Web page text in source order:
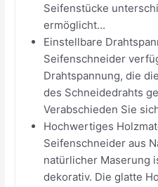
Seifenstücke
ermöglicht...
Einstellbare
Seifenschneider
Drahtspannung, die
des Schneidedrahts
Verabschieden Sie
Hochwertiges
Seifenschneider aus
natürlicher Maserung
dekorativ. Die glatte